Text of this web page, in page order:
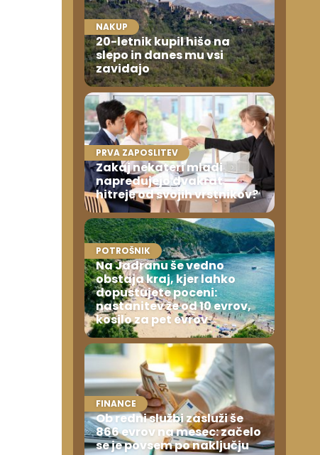
NAKUP
20-letnik kupil hišo na
slepo in danes mu vsi
zavidajo
PRVA ZAPOSLITEV
Zakaj nekateri mladi
napredujejo dvakrat
hitreje od svojih vrstnikov?
POTROŠNIK
Na Jadranu še vedno
obstaja kraj, kjer lahko
dopustujete poceni:
nastanitev že od 10 evrov,
kosilo za pet evrov
FINANCE
Ob redni službi zasluži še
866 evrov na mesec: začelo
se je povsem po naključju